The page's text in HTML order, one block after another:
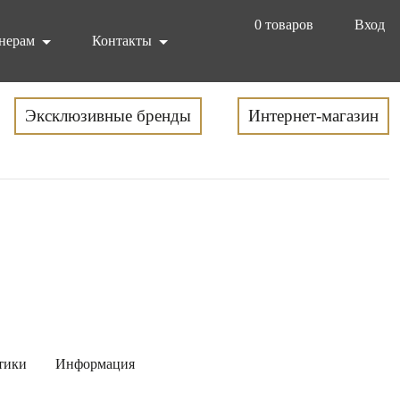
0 товаров
Вход
Контакты
Эксклюзивные бренды Интернет-магазин
Информация